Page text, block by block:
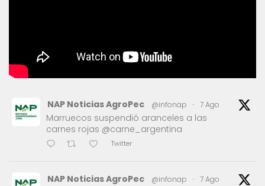
NAP Noticias AgroPec @infonap · 7 Ago
Marruecos suspendió aranceles a las
carnes rojas @carne_argentina
Twitter
NAP Noticias AgroPec @infonap · 7 Ago